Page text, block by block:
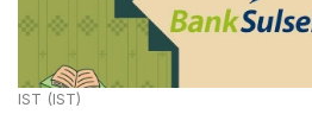
IST (IST)